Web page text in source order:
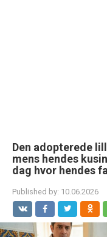
Den adopterede
mens hendes
dag hvor hendes
Published by: 10.06.2026